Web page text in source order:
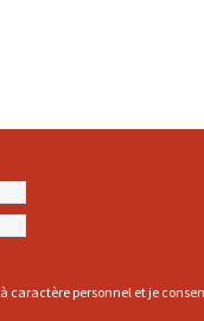
à caractère personnel et je